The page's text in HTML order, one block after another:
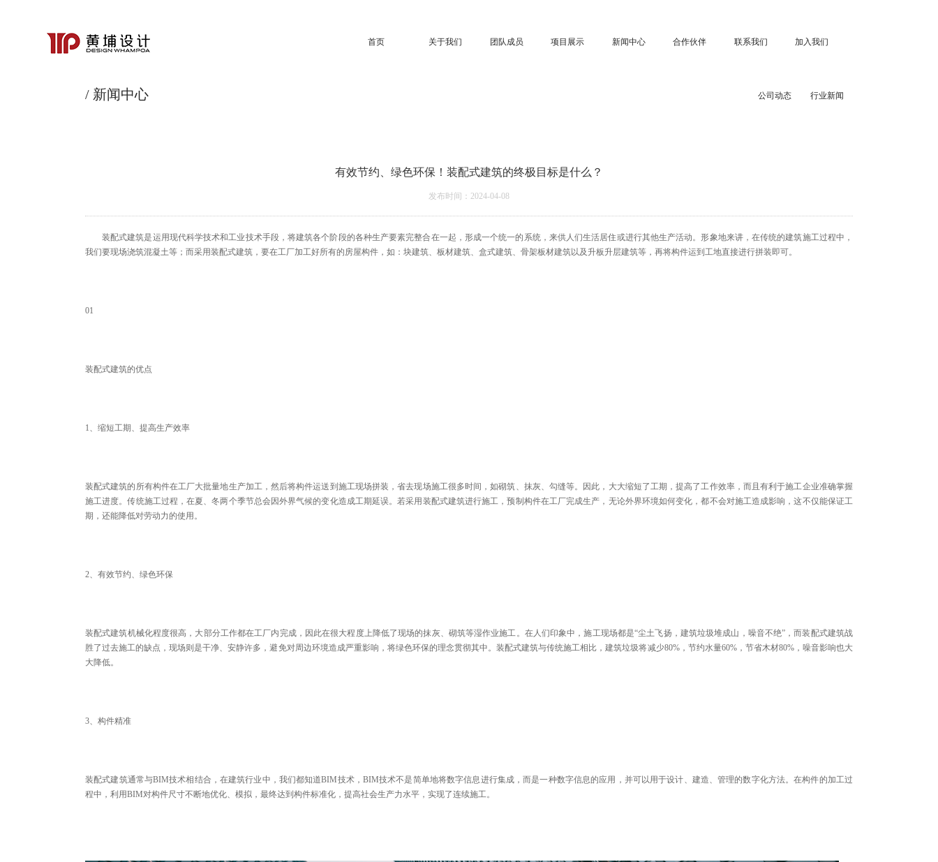
首页 关于我们 团队成员 项目展示 新闻中心 合作伙伴 联系我们 加入我们
/ 新闻中心 公司动态 行业新闻
有效节约、绿色环保！装配式建筑的终极目标是什么？
发布时间：2024-04-08
装配式建筑是运用现代科学技术和工业技术手段，将建筑各个阶段的各种生产要素完整合在一起，形成一个统一的系统，来供人们生活居住或进行其他生产活动。形象地来讲，在传统的建筑施工过程中，
我们要现场浇筑混凝土等；而采用装配式建筑，要在工厂加工好所有的房屋构件，如：块建筑、板材建筑、盒式建筑、骨架板材建筑以及升板升层建筑等，再将构件运到工地直接进行拼装即可。
01
装配式建筑的优点
1、缩短工期、提高生产效率
装配式建筑的所有构件在工厂大批量地生产加工，然后将构件运送到施工现场拼装，省去现场施工很多时间，如砌筑、抹灰、勾缝等。因此，大大缩短了工期，提高了工作效率，而且有利于施工企业准确掌握
施工进度。传统施工过程，在夏、冬两个季节总会因外界气候的变化造成工期延误。若采用装配式建筑进行施工，预制构件在工厂完成生产，无论外界环境如何变化，都不会对施工造成影响，这不仅能保证工
期，还能降低对劳动力的使用。
2、有效节约、绿色环保
装配式建筑机械化程度很高，大部分工作都在工厂内完成，因此在很大程度上降低了现场的抹灰、砌筑等湿作业施工。在人们印象中，施工现场都是“尘土飞扬，建筑垃圾堆成山，噪音不绝”，而装配式建筑战
胜了过去施工的缺点，现场则是干净、安静许多，避免对周边环境造成严重影响，将绿色环保的理念贯彻其中。装配式建筑与传统施工相比，建筑垃圾将减少80%，节约水量60%，节省木材80%，噪音影响也大
大降低。
3、构件精准
装配式建筑通常与BIM技术相结合，在建筑行业中，我们都知道BIM技术，BIM技术不是简单地将数字信息进行集成，而是一种数字信息的应用，并可以用于设计、建造、管理的数字化方法。在构件的加工过
程中，利用BIM对构件尺寸不断地优化、模拟，最终达到构件标准化，提高社会生产力水平，实现了连续施工。